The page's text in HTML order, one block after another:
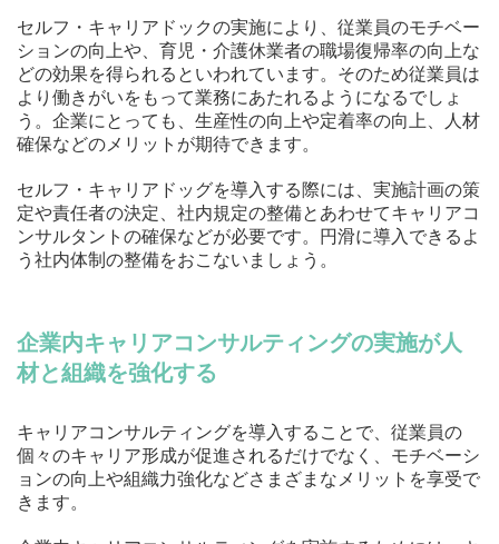
セルフ・キャリアドックの実施により、従業員のモチベー
ションの向上や、育児・介護休業者の職場復帰率の向上な
どの効果を得られるといわれています。そのため従業員は
より働きがいをもって業務にあたれるようになるでしょ
う。企業にとっても、生産性の向上や定着率の向上、人材
確保などのメリットが期待できます。
セルフ・キャリアドッグを導入する際には、実施計画の策
定や責任者の決定、社内規定の整備とあわせてキャリアコ
ンサルタントの確保などが必要です。円滑に導入できるよ
う社内体制の整備をおこないましょう。
企業内キャリアコンサルティングの実施が人
材と組織を強化する
キャリアコンサルティングを導入することで、従業員の
個々のキャリア形成が促進されるだけでなく、モチベーシ
ョンの向上や組織力強化などさまざまなメリットを享受で
きます。